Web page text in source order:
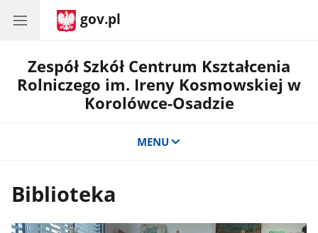
gov.pl
Zespół Szkół Centrum Kształcenia
Rolniczego im. Ireny Kosmowskiej w
Korolówce-Osadzie
MENU
Biblioteka